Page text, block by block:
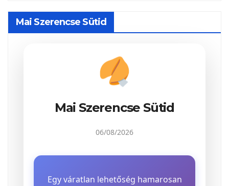
Mai Szerencse Sütid
Mai Szerencse Sütid
06/08/2026
Egy váratlan lehetőség hamarosan